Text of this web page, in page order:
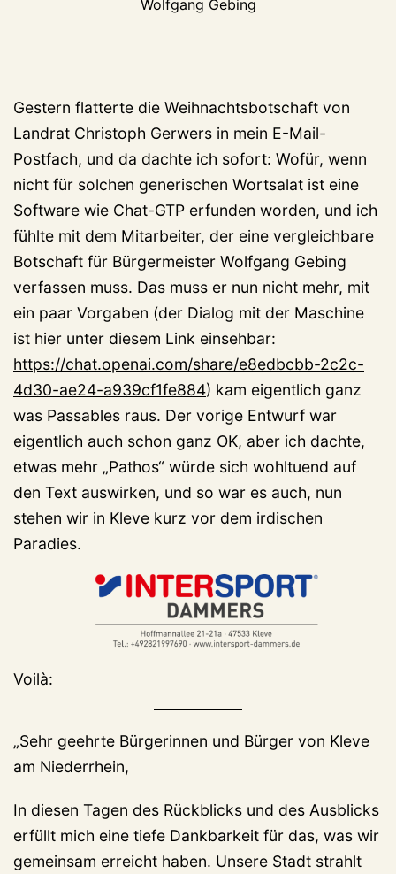
Wolfgang Gebing
Gestern flatterte die Weihnachtsbotschaft von
Landrat Christoph Gerwers in mein E-Mail-
Postfach, und da dachte ich sofort: Wofür, wenn
nicht für solchen generischen Wortsalat ist eine
Software wie Chat-GTP erfunden worden, und ich
fühlte mit dem Mitarbeiter, der eine vergleichbare
Botschaft für Bürgermeister Wolfgang Gebing
verfassen muss. Das muss er nun nicht mehr, mit
ein paar Vorgaben (der Dialog mit der Maschine
ist hier unter diesem Link einsehbar:
https://chat.openai.com/share/e8edbcbb-2c2c-
4d30-ae24-a939cf1fe884) kam eigentlich ganz
was Passables raus. Der vorige Entwurf war
eigentlich auch schon ganz OK, aber ich dachte,
etwas mehr „Pathos“ würde sich wohltuend auf
den Text auswirken, und so war es auch, nun
stehen wir in Kleve kurz vor dem irdischen
Paradies.
Voilà:
„Sehr geehrte Bürgerinnen und Bürger von Kleve
am Niederrhein,
In diesen Tagen des Rückblicks und des Ausblicks
erfüllt mich eine tiefe Dankbarkeit für das, was wir
gemeinsam erreicht haben. Unsere Stadt strahlt